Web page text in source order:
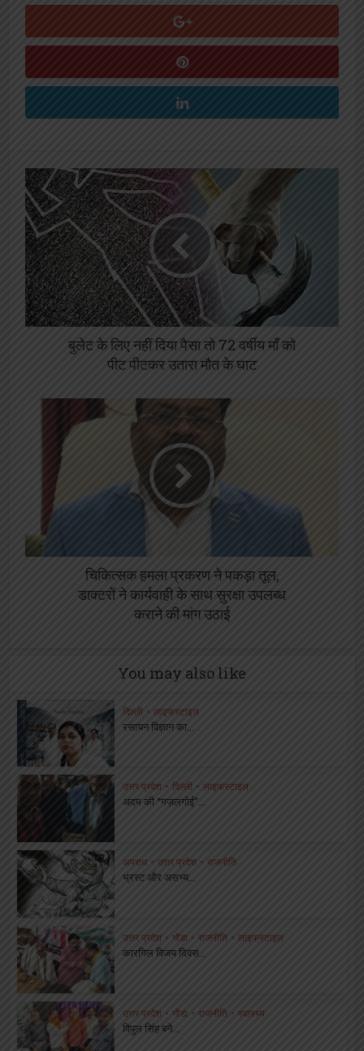
बुलेट के लिए नहीं दिया पैसा तो 72 वर्षीय माँ को
पीट पीटकर उतारा मौत के घाट
चिकित्सक हमला प्रकरण ने पकड़ा तूल,
डाक्टरों ने कार्यवाही के साथ सुरक्षा उपलब्ध
कराने की मांग उठाई
You may also like
दिल्ली • लाइफस्टाइल
रसायन विज्ञान का...
उत्तर प्रदेश • दिल्ली • लाइफस्टाइल
अदम की “गज़लगोई”...
अपराध • उत्तर प्रदेश • राजनीति
भ्रस्ट और असभ्य...
उत्तर प्रदेश • गोंडा • राजनीति • लाइफस्टाइल
कारगिल विजय दिवस...
उत्तर प्रदेश • गोंडा • राजनीति • स्वास्थ्य
विपुल सिंह बने...